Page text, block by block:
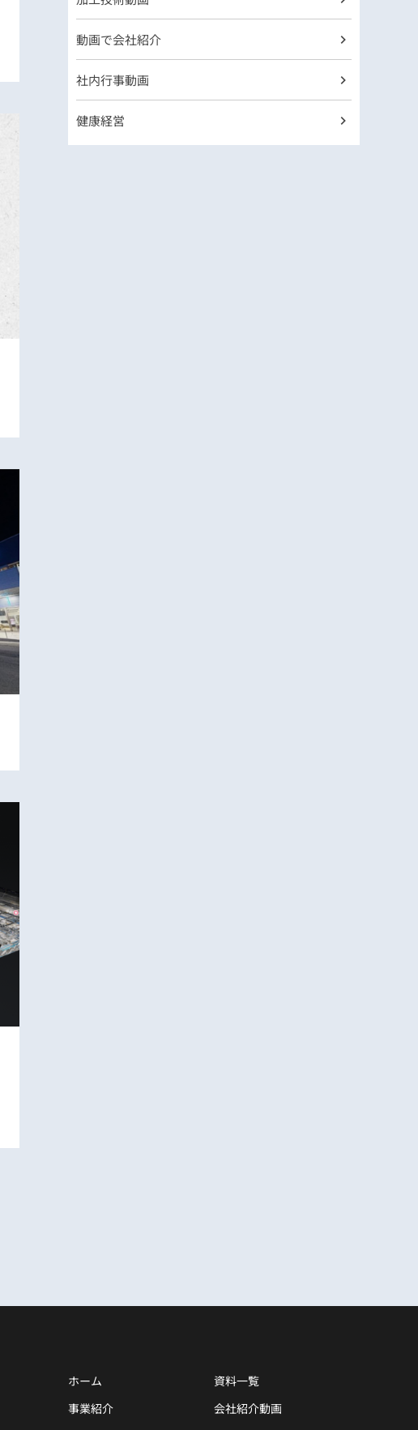
動画で会社紹介
社内行事動画
健康経営
ホーム
事業紹介
資料一覧
会社紹介動画